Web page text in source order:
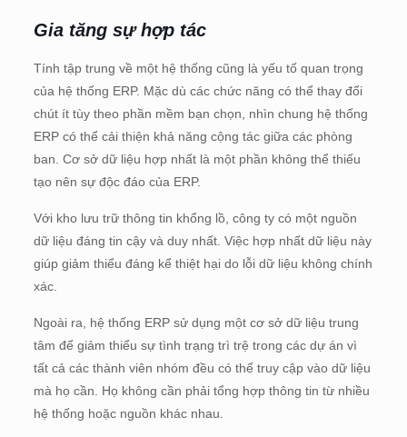
Gia tăng sự hợp tác
Tính tập trung về một hệ thống cũng là yếu tố quan trọng
của hệ thống ERP. Mặc dù các chức năng có thể thay đổi
chút ít tùy theo phần mềm bạn chọn, nhìn chung hệ thống
ERP có thể cải thiện khả năng cộng tác giữa các phòng
ban. Cơ sở dữ liệu hợp nhất là một phần không thể thiếu
tạo nên sự độc đáo của ERP.
Với kho lưu trữ thông tin khổng lồ, công ty có một nguồn
dữ liệu đáng tin cậy và duy nhất. Việc hợp nhất dữ liệu này
giúp giảm thiểu đáng kể thiệt hại do lỗi dữ liệu không chính
xác.
Ngoài ra, hệ thống ERP sử dụng một cơ sở dữ liệu trung
tâm để giảm thiểu sự tình trạng trì trệ trong các dự án vì
tất cả các thành viên nhóm đều có thể truy cập vào dữ liệu
mà họ cần. Họ không cần phải tổng hợp thông tin từ nhiều
hệ thống hoặc nguồn khác nhau.